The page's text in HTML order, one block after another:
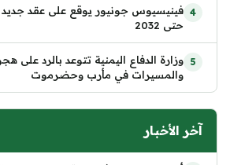
فينيسيوس جونيور يوقع على عقد جديد
حتى 2032
وزارة الدفاع اليمنية تتوعد بالرد على
والمسيرات في مأرب وحضرموت
آخر الأخبار